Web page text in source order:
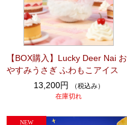
【BOX購入】Lucky Deer Nai お
やすみうさぎ ふわもこアイス
13,200円
（税込み）
在庫切れ